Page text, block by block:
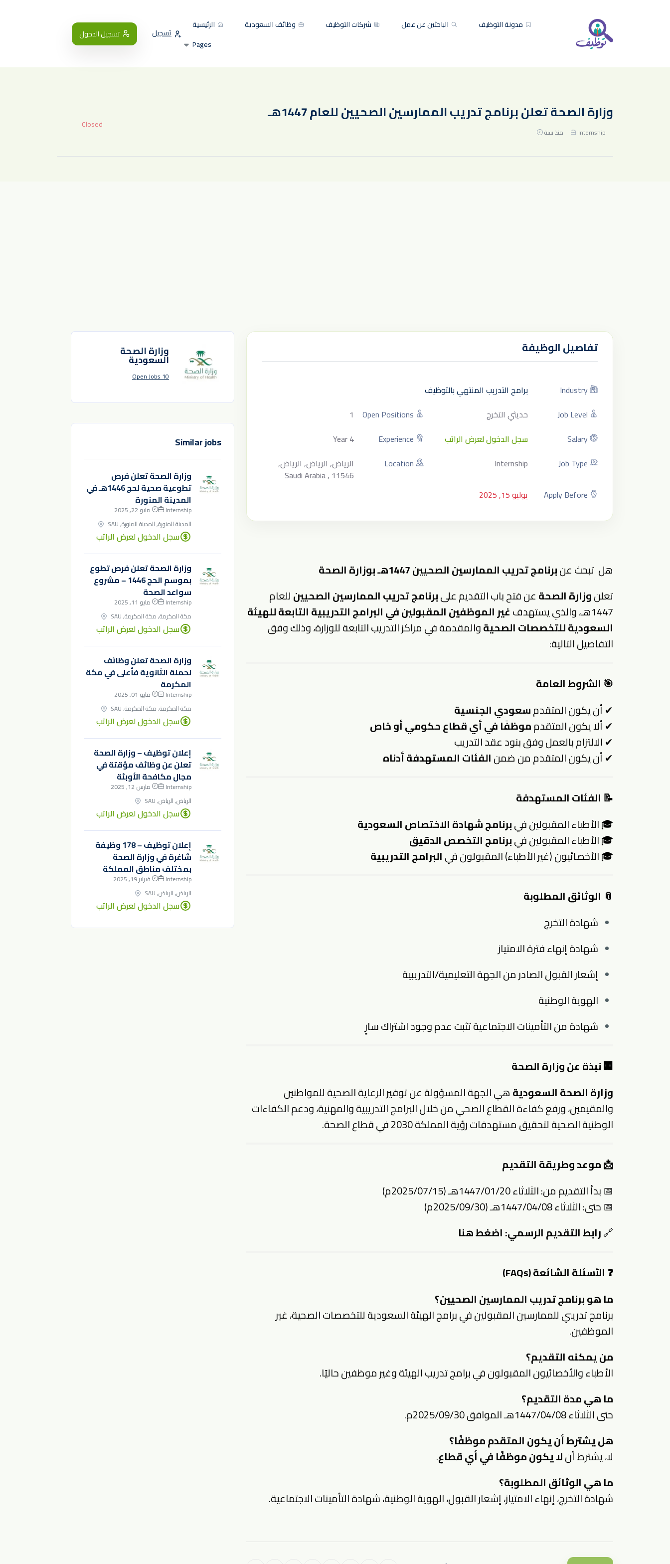
الرئيسية وظائف السعودية شركات التوظيف الباحثين عن عمل
مدونة التوظيف
Pages
تسجيل تسجيل الدخول
وزارة الصحة تعلن برنامج تدريب الممارسين الصحيين للعام 1447هـ
Internship منذ سنة
Closed
تفاصيل الوظيفة
Industry
برامج التدريب المنتهي بالتوظيف
Job Level
حديثي التخرج Open Positions
1
Salary
سجل الدخول لعرض الراتب Experience
4 Year
Job Type
Internship
Location
الرياض, الرياض, الرياض,
Saudi Arabia , 11546
Apply Before
يوليو 15, 2025
هل تبحث عنبرنامج تدريب الممارسين الصحيين 1447هـ بوزارة الصحة
تعلنوزارة الصحةعن فتح باب التقديم علىبرنامج تدريب الممارسين الصحيينللعام
1447هـ، والذي يستهدف
غير الموظفين المقبولين في البرامج التدريبية التابعة للهيئة
السعودية للتخصصات الصحيةوالمقدمة في مراكز التدريب التابعة للوزارة، وذلك وفق
التفاصيل التالية:
🎯 الشروط العامة
✔ أن يكون المتقدمسعودي الجنسية
✔ ألا يكون المتقدمموظفًا في أي قطاع حكومي أو خاص
✔ الالتزام بالعمل وفق بنود عقد التدريب
✔ أن يكون المتقدم من ضمنالفئات المستهدفة أدناه
📝 الفئات المستهدفة
🎓 الأطباء المقبولين فيبرنامج شهادة الاختصاص السعودية
🎓 الأطباء المقبولين فيبرنامج التخصص الدقيق
🎓 الأخصائيون (غير الأطباء) المقبولون فيالبرامج التدريبية
📎 الوثائق المطلوبة
شهادة التخرج
شهادة إنهاء فترة الامتياز
إشعار القبول الصادر من الجهة التعليمية/التدريبية
الهوية الوطنية
شهادة من التأمينات الاجتماعية تثبت عدم وجود اشتراك سارٍ
🏢نبذة عن وزارة الصحة
وزارة الصحة السعوديةهي الجهة المسؤولة عن توفير الرعاية الصحية للمواطنين
والمقيمين، ورفع كفاءة القطاع الصحي من خلال البرامج التدريبية والمهنية، ودعم الكفاءات
الوطنية الصحية لتحقيق مستهدفات رؤية المملكة 2030 في قطاع الصحة.
📩موعد وطريقة التقديم
📅 بدأ التقديم من: الثلاثاء 1447/01/20هـ (2025/07/15م)
📅 حتى: الثلاثاء 1447/04/08هـ (2025/09/30م)
🔗رابط التقديم الرسمي:اضغط هنا
❓الأسئلة الشائعة (FAQs)
ما هو برنامج تدريب الممارسين الصحيين؟
برنامج تدريبي للممارسين المقبولين في برامج الهيئة السعودية للتخصصات الصحية، غير
الموظفين.
من يمكنه التقديم؟
الأطباء والأخصائيون المقبولون في برامج تدريب الهيئة وغير موظفين حاليًا.
ما هي مدة التقديم؟
حتى الثلاثاء 1447/04/08هـ الموافق 2025/09/30م.
هل يشترط أن يكون المتقدم موظفًا؟
لا، يشترط أنلا يكون موظفًا في أي قطاع.
ما هي الوثائق المطلوبة؟
شهادة التخرج، إنهاء الامتياز، إشعار القبول، الهوية الوطنية، شهادة التأمينات الاجتماعية.
وزارة الصحة
السعودية
10 Open Jobs
Similar jobs
وزارة الصحة تعلن فرص
تطوعية صحية لحج 1446هـ في
المدينة المنورة
Internship
مايو 22, 2025
المدينة المنورة, المدينة المنورة, SAU
سجل الدخول لعرض الراتب
وزارة الصحة تعلن فرص تطوع
بموسم الحج 1446 – مشروع
سواعد الصحة
Internship
مايو 11, 2025
مكة المكرمة, مكة المكرمة, SAU
سجل الدخول لعرض الراتب
وزارة الصحة تعلن وظائف
لحملة الثانوية فأعلى في مكة
المكرمة
Internship
مايو 01, 2025
مكة المكرمة, مكة المكرمة, SAU
سجل الدخول لعرض الراتب
إعلان توظيف – وزارة الصحة
تعلن عن وظائف مؤقتة في
مجال مكافحة الأوبئة
Internship
مارس 12, 2025
الرياض, الرياض, SAU
سجل الدخول لعرض الراتب
إعلان توظيف – 178 وظيفة
شاغرة في وزارة الصحة
بمختلف مناطق المملكة
Internship
فبراير 19, 2025
الرياض, الرياض, SAU
سجل الدخول لعرض الراتب